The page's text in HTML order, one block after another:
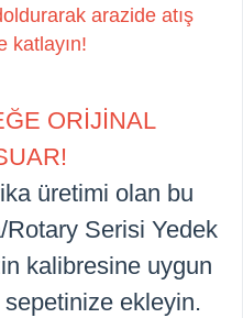
arazide atış
katlayın!
ORİJİNAL
üretimi olan bu
Serisi Yedek
kalibresine uygun
ekleyin.